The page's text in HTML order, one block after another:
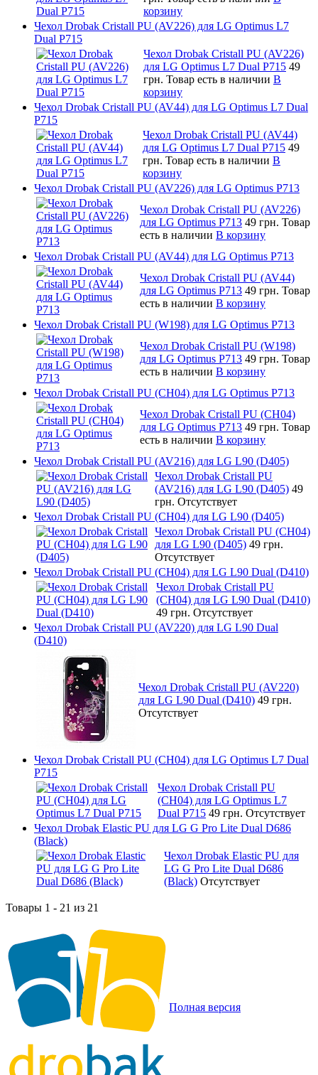
корзину
Чехол Drobak Cristall PU (AV226) для LG Optimus L7
Dual P715
Чехол Drobak Cristall PU (AV226)
для LG Optimus L7 Dual P715 49
грн. Товар есть в наличии В
корзину
Чехол Drobak Cristall PU (AV44) для LG Optimus L7 Dual
P715
Чехол Drobak Cristall PU (AV44)
для LG Optimus L7 Dual P715 49
грн. Товар есть в наличии В
корзину
Чехол Drobak Cristall PU (AV226) для LG Optimus P713
Чехол Drobak Cristall PU (AV226)
для LG Optimus P713 49 грн. Товар
есть в наличии В корзину
Чехол Drobak Cristall PU (AV44) для LG Optimus P713
Чехол Drobak Cristall PU (AV44)
для LG Optimus P713 49 грн. Товар
есть в наличии В корзину
Чехол Drobak Cristall PU (W198) для LG Optimus P713
Чехол Drobak Cristall PU (W198)
для LG Optimus P713 49 грн. Товар
есть в наличии В корзину
Чехол Drobak Cristall PU (CH04) для LG Optimus P713
Чехол Drobak Cristall PU (CH04)
для LG Optimus P713 49 грн. Товар
есть в наличии В корзину
Чехол Drobak Cristall PU (AV216) для LG L90 (D405)
Чехол Drobak Cristall PU
(AV216) для LG L90 (D405) 49
грн. Отсутствует
Чехол Drobak Cristall PU (CH04) для LG L90 (D405)
Чехол Drobak Cristall PU (CH04)
для LG L90 (D405) 49 грн.
Отсутствует
Чехол Drobak Cristall PU (CH04) для LG L90 Dual (D410)
Чехол Drobak Cristall PU
(CH04) для LG L90 Dual (D410)
49 грн. Отсутствует
Чехол Drobak Cristall PU (AV220) для LG L90 Dual
(D410)
Чехол Drobak Cristall PU (AV220)
для LG L90 Dual (D410) 49 грн.
Отсутствует
Чехол Drobak Cristall PU (CH04) для LG Optimus L7 Dual
P715
Чехол Drobak Cristall PU
(CH04) для LG Optimus L7
Dual P715 49 грн. Отсутствует
Чехол Drobak Elastic PU для LG G Pro Lite Dual D686
(Black)
Чехол Drobak Elastic PU для
LG G Pro Lite Dual D686
(Black) Отсутствует
Товары 1 - 21 из 21
Полная версия